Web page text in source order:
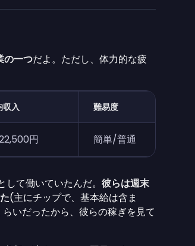
の一つだよ。ただし、体力的な疲
収入 難易度
円 簡単/普通
て働いていたんだ。 彼らは週末
(主にチップで、基本給は含ま
いだったから、彼らの稼ぎを見て